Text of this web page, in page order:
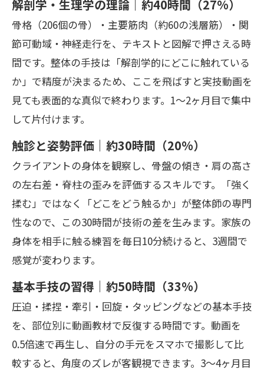
解剖学・生理学の理論｜約40時間（27%）
骨格（206個の骨）・主要筋肉（約60の浅層筋）・関
節可動域・神経走行を、テキストと図解で押さえる時
間です。整体の手技は「解剖学的にどこに触れている
か」で精度が決まるため、ここを飛ばすと実技動画を
見ても表面的な真似で終わります。1〜2ヶ月目で集中
して片付けます。
触診と姿勢評価｜約30時間（20%）
クライアントの身体を観察し、骨盤の傾き・肩の高さ
の左右差・脊柱の歪みを評価するスキルです。「強く
揉む」ではなく「どこをどう触るか」が整体師の専門
性なので、この30時間が技術の差を生みます。家族の
身体を相手に触る練習を毎日10分続けると、3週間で
感覚が変わります。
基本手技の習得｜約50時間（33%）
圧迫・揉捏・牽引・回旋・タッピングなどの基本手技
を、部位別に動画教材で反復する時間です。動画を
0.5倍速で再生し、自分の手元をスマホで撮影して比
較すると、角度のズレが客観視できます。3〜4ヶ月目